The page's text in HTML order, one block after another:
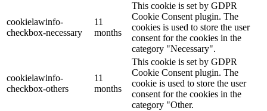
cookielawinfo-
checkbox-necessary
11
months
This cookie is set by GDPR
Cookie Consent plugin. The
cookies is used to store the user
consent for the cookies in the
category "Necessary".
cookielawinfo-
checkbox-others
11
months
This cookie is set by GDPR
Cookie Consent plugin. The
cookie is used to store the user
consent for the cookies in the
category "Other.